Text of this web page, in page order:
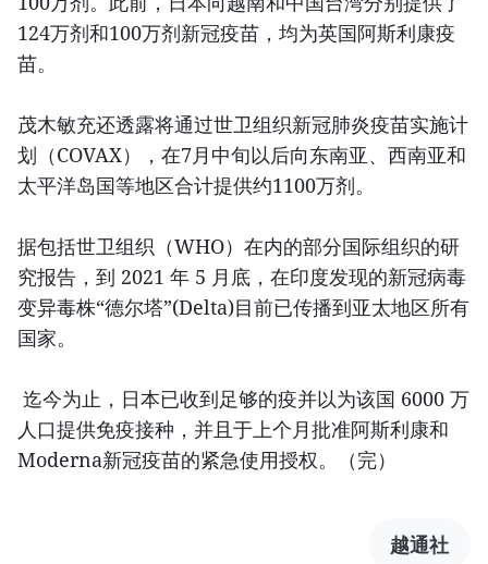
124万剂和100万剂新冠疫苗，均为英国阿斯利康疫
苗。
茂木敏充还透露将通过世卫组织新冠肺炎疫苗实施计
划（COVAX），在7月中旬以后向东南亚、西南亚和
太平洋岛国等地区合计提供约1100万剂。
据包括世卫组织（WHO）在内的部分国际组织的研
究报告，到 2021 年 5 月底，在印度发现的新冠病毒
变异毒株“德尔塔”(Delta)目前已传播到亚太地区所有
国家。
迄今为止，日本已收到足够的疫并以为该国 6000 万
人口提供免疫接种，并且于上个月批准阿斯利康和
Moderna新冠疫苗的紧急使用授权。（完）
越通社